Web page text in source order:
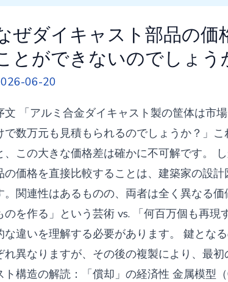
ぜダイキャスト部品の価
とができないのでしょう
06-20
文 「アルミ合金ダイキャスト製の筐体は市
で数万元も見積もられるのでしょうか？」
、この大きな価格差は確かに不可解です。
の価格を直接比較することは、建築家の設
。関連性はあるものの、両者は全く異なる
のを作る」という芸術 vs. 「何百万個も再
な違いを理解する必要があります。 鍵とな
れ異なりますが、その後の複製により、最
ト構造の解読：「償却」の経済性 金属模型